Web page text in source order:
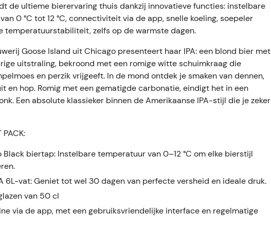
de ultieme bierervaring thuis dankzij innovatieve functies: instelbare
0 °C tot 12 °C, connectiviteit via de app, snelle koeling, soepeler
temperatuurstabiliteit, zelfs op de warmste dagen.
Goose Island uit Chicago presenteert haar IPA: een blond bier met
uitstraling, bekroond met een romige witte schuimkraag die
en perzik vrijgeeft. In de mond ontdek je smaken van dennen,
en hop. Romig met een gematigde carbonatie, eindigt het in een
Een absolute klassieker binnen de Amerikaanse IPA-stijl die je zeker
PACK:
Black biertap: Instelbare temperatuur van 0–12 °C om elke bierstijl
6L-vat: Geniet tot wel 30 dagen van perfecte versheid en ideale druk.
van 50 cl
via de app, met een gebruiksvriendelijke interface en regelmatige